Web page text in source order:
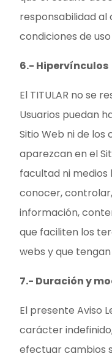
responsabilidad al
condiciones de
6.- Hipervínculos
El TITULAR no se
Usuarios puedan
Sitio Web ni de
aparezcan en el
facultad ni
conocer,
información,
que faciliten los
webs y que
7.- Duración y
El presente Aviso
carácter
efectuar cambios